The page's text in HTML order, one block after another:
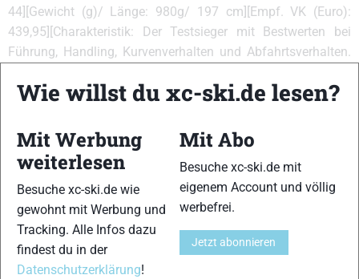
44][Gewicht (g)/ Länge: 980g/ 197 cm][Empf. VK (Euro):
439,95][Charakteristik: Der Testsieger mit Bestwerten bei
Führung, Handling, Kurvenverhalten und Abfahrtsverhalten.
{Abdruckverhalten:12,13,14}{Einschubverhalten:12,13,14}
{Kurvenverhalten:13,14,15}{Abfahrtsverhalten:12,13,14}
VERWANDTE ARTIKEL Zurück Weiter
Wie willst du xc-ski.de lesen?
Mit Werbung
weiterlesen
Besuche xc-ski.de wie
gewohnt mit Werbung und
Tracking. Alle Infos dazu
findest du in der
Datenschutzerklärung!
Mit Abo
Besuche xc-ski.de mit
eigenem Account und völlig
werbefrei.
Jetzt abonnieren